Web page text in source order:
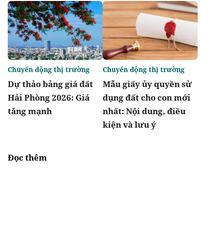
Dự thảo bảng giá đất
Hải Phòng 2026: Giá
tăng mạnh
Chuyển động thị trường
Mẫu giấy ủy quyền sử
dụng đất cho con mới
nhất: Nội dung, điều
kiện và lưu ý
Chuyển động thị trường
Đọc thêm